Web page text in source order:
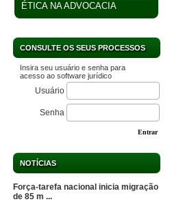
ÉTICA NA ADVOCACIA
CONSULTE OS SEUS PROCESSOS
Insira seu usuário e senha para
acesso ao software jurídico
Usuário
Senha
Entrar
NOTÍCIAS
Força-tarefa nacional inicia migração
de 85 m ...